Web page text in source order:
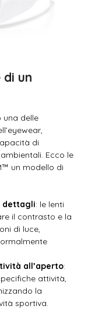
un
una delle
di
Ecco le
un modello di
dettagli: le lenti
il contrasto e la
di luce,
all’aperto:
attività,
la
sportiva.